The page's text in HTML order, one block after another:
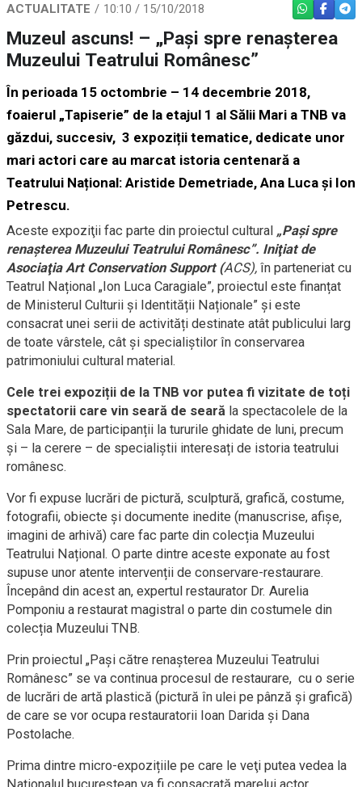
ACTUALITATE 10:10 / 15/10/2018 WHATSAPP
Muzeul ascuns! – „Pași spre renașterea
Muzeului Teatrului Românesc”
În perioada 15 octombrie – 14 decembrie 2018,
foaierul „Tapiserie” de la etajul 1 al Sălii Mari a TNB va
găzdui, succesiv, 3 expoziții tematice, dedicate unor
mari actori care au marcat istoria centenară a
Teatrului Național: Aristide Demetriade, Ana Luca și Ion
Petrescu.
Aceste expoziţii fac parte din proiectul cultural „Pași spre
renașterea Muzeului Teatrului Românesc”. Iniţiat de
Asociaţia Art Conservation Support (ACS), în parteneriat cu
Teatrul Național „Ion Luca Caragiale”, proiectul este finanțat
de Ministerul Culturii și Identității Naționale” şi este
consacrat unei serii de activități destinate atât publicului larg
de toate vârstele, cât și specialiștilor în conservarea
patrimoniului cultural material.
Cele trei expoziții de la TNB vor putea fi vizitate de toți
spectatorii care vin seară de seară la spectacolele de la
Sala Mare, de participanții la tururile ghidate de luni, precum
și – la cerere – de specialiștii interesați de istoria teatrului
românesc.
Vor fi expuse lucrări de pictură, sculptură, grafică, costume,
fotografii, obiecte și documente inedite (manuscrise, afișe,
imagini de arhivă) care fac parte din colecția Muzeului
Teatrului Național. O parte dintre aceste exponate au fost
supuse unor atente intervenții de conservare-restaurare.
Începând din acest an, expertul restaurator Dr. Aurelia
Pomponiu a restaurat magistral o parte din costumele din
colecția Muzeului TNB.
Prin proiectul „Pași către renașterea Muzeului Teatrului
Românesc” se va continua procesul de restaurare, cu o serie
de lucrări de artă plastică (pictură în ulei pe pânză și grafică)
de care se vor ocupa restauratorii Ioan Darida și Dana
Postolache.
Prima dintre micro-expozițiile pe care le veţi putea vedea la